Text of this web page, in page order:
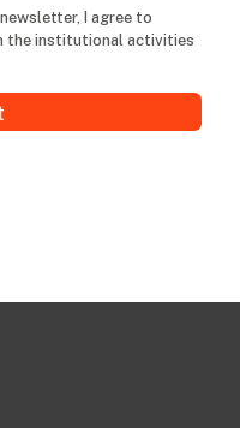
I agree to
the institutional activities